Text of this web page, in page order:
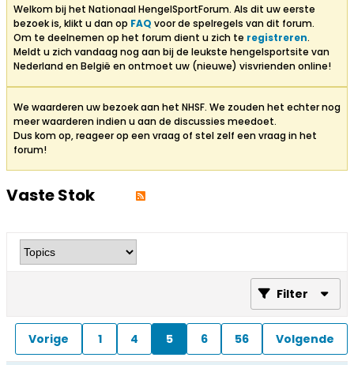
Welkom bij het Nationaal HengelSportForum. Als dit uw eerste
bezoek is, klikt u dan op FAQ voor de spelregels van dit forum.
Om te deelnemen op het forum dient u zich te registreren.
Meldt u zich vandaag nog aan bij de leukste hengelsportsite van
Nederland en België en ontmoet uw (nieuwe) visvrienden online!
We waarderen uw bezoek aan het NHSF. We zouden het echter nog
meer waarderen indien u aan de discussies meedoet.
Dus kom op, reageer op een vraag of stel zelf een vraag in het
forum!
Vaste Stok
Filter
Vorige 1 4 5 6 56 Volgende